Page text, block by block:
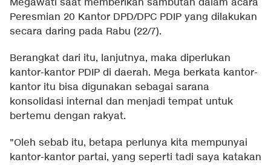
Megawati saat memberikan sambutan dalam acara
Peresmian 20 Kantor DPD/DPC PDIP yang dilakukan
secara daring pada Rabu (22/7).
Berangkat dari itu, lanjutnya, maka diperlukan
kantor-kantor PDIP di daerah. Mega berkata kantor-
kantor itu bisa digunakan sebagai sarana
konsolidasi internal dan menjadi tempat untuk
bertemu dengan rakyat.
"Oleh sebab itu, betapa perlunya kita mempunyai
kantor-kantor partai, yang seperti tadi saya katakan